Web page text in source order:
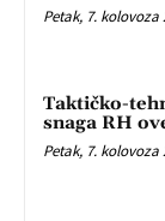
Petak, 7. kolovoza
Taktičko-
snaga RH
Petak, 7. kolovoza